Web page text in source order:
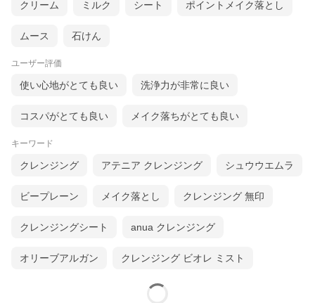
クリーム ミルク シート ポイントメイク落とし
ムース 石けん
ユーザー評価
使い心地がとても良い 洗浄力が非常に良い
コスパがとても良い メイク落ちがとても良い
キーワード
クレンジング アテニア クレンジング シュウウエムラ
ビープレーン メイク落とし クレンジング 無印
クレンジングシート anua クレンジング
オリーブアルガン クレンジング ビオレ ミスト